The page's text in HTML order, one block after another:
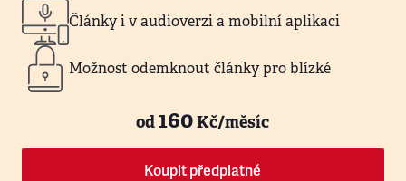
Články i v audioverzi a mobilní aplikaci
Možnost odemknout články pro blízké
od160Kč/měsíc
Koupit předplatné